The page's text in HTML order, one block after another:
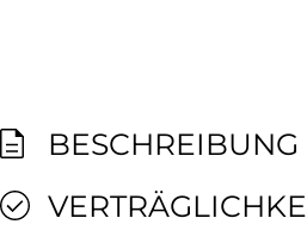
BESCHREIBUNG